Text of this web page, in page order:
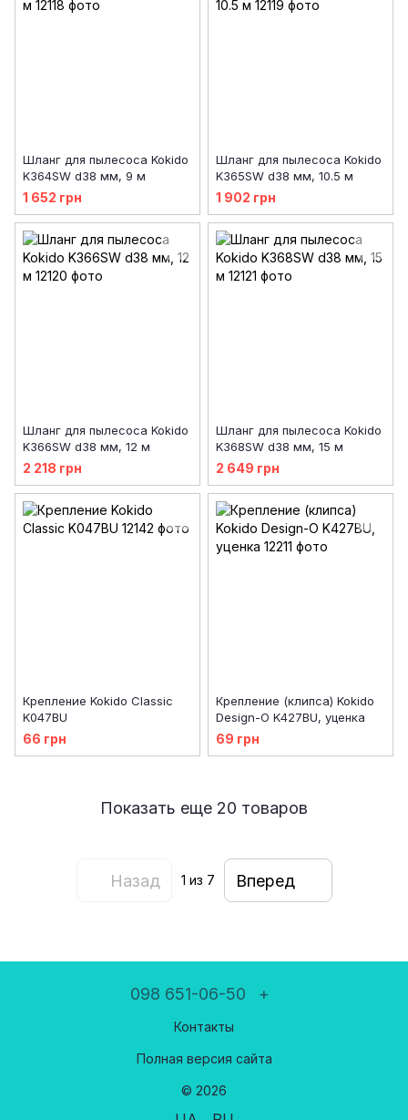
Шланг для пылесоса Kokido
K364SW d38 мм, 9 м
1 652 грн
Шланг для пылесоса Kokido
K365SW d38 мм, 10.5 м
1 902 грн
Шланг для пылесоса Kokido
K366SW d38 мм, 12 м
2 218 грн
Шланг для пылесоса Kokido
K368SW d38 мм, 15 м
2 649 грн
Крепление Kokido Classic
K047BU
66 грн
Крепление (клипса) Kokido
Design-O K427BU, уценка
69 грн
Показать еще 20 товаров
Назад 1 из 7 Вперед
098 651-06-50 +
Контакты
Полная версия сайта
© 2026